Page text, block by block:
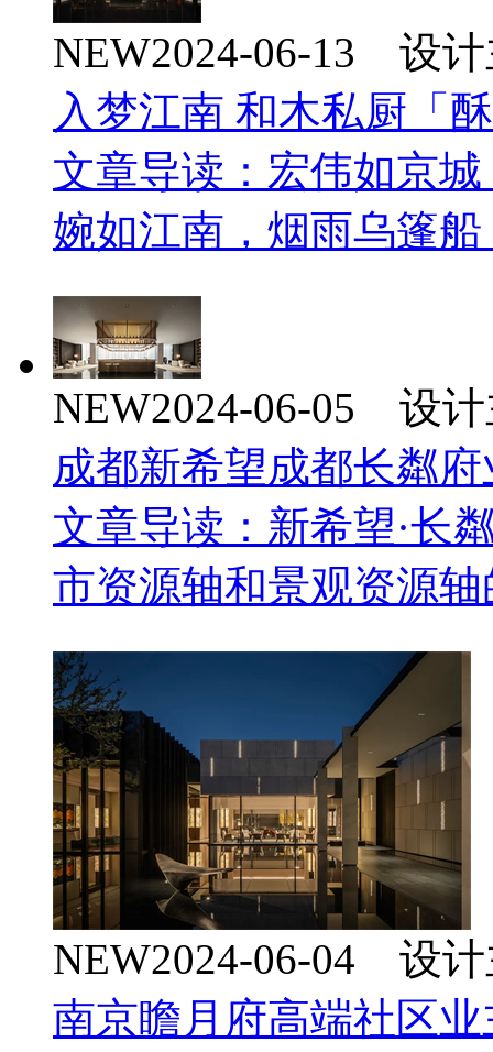
NEW2024-06-13 设
入梦江南 和木私厨「
文章导读：宏伟如京
婉如江南，烟雨乌篷
NEW2024-06-05 设
成都新希望成都长粼
文章导读：新希望·长
市资源轴和景观资源
NEW2024-06-04 设
南京瞻月府高端社区